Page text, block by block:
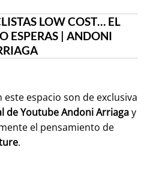
LOW COST… EL
ESPERAS | ANDONI
espacio son de exclusiva
de YoutubeAndoni Arriagay
el pensamiento de
.